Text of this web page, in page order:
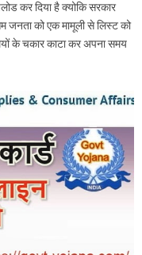
कर दिया है क्योकि सरकार
जनता को एक मामूली से लिस्ट को
के चकार काटा कर अपना समय